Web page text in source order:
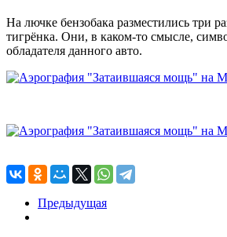
На лючке бензобака разместились три
тигрёнка. Они, в каком-то смысле,
обладателя данного авто.
Предыдущая